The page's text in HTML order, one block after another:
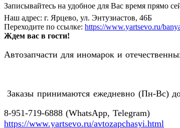
Записывайтесь на удобное для Вас время прямо
Наш адрес: г. Ярцево, ул. Энтузиастов, 46Б
Переходите по ссылке: https://www.yartsevo.ru/
Ждем вас в гости!
Автозапчасти для иномарок и
Заказы принимаются ежедневно (Пн-Вс)
8-951-719-6888 (WhatsApp, Telegram)
https://www.yartsevo.ru/avtozapchasyi.html